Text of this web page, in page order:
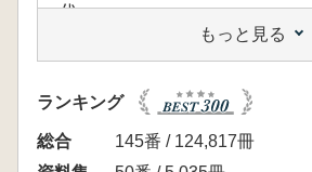
代
今尾文昭 大古墳群の終焉と「
現 「可視」から「認識」への
林部 均 古代国家の形成と飛鳥
花谷 浩 飛鳥藤原の宮都と古代
市 大樹 飛鳥・藤原京跡出土木
もっと見る
ランキング
総合
145番 / 124,817冊